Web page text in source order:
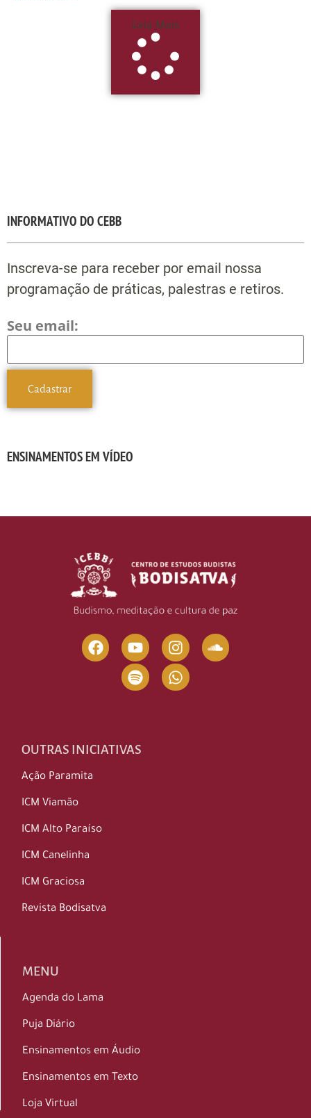
Leia Mais
INFORMATIVO DO CEBB
Inscreva-se para receber por email nossa
programação de práticas, palestras e retiros.
Seu email:
ENSINAMENTOS EM VÍDEO
OUTRAS INICIATIVAS
Ação Paramita
ICM Viamão
ICM Alto Paraíso
ICM Canelinha
ICM Graciosa
Revista Bodisatva
MENU
Agenda do Lama
Puja Diário
Ensinamentos em Áudio
Ensinamentos em Texto
Loja Virtual